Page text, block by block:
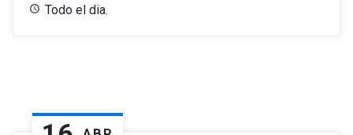
Todo el dia.